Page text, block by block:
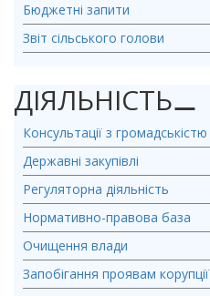
Бюджетні запити
Звіт сільського голови
ДІЯЛЬНІСТЬ⚊
Консультації з громадськістю
Державні закупівлі
Регуляторна діяльність
Нормативно-правова база
Очищення влади
Запобігання проявам корупції